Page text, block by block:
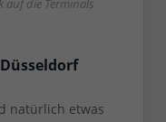
auf die Terminals
natürlich etwas